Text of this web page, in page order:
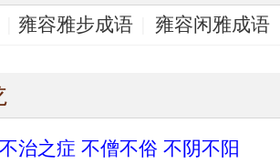
雍容雅步成语
雍容闲雅成语
不治之症 不僧不俗 不阴不阳